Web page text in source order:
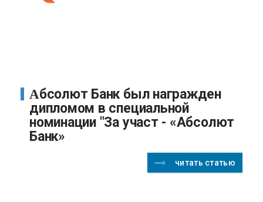
Абсолют Банк был награжден
дипломом в специальной
номинации "За участ - «Абсолют
Банк»
читать статью